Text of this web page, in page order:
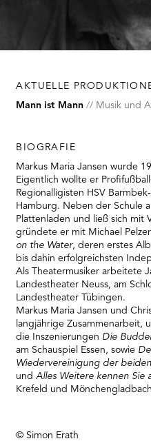
AKTUELLE
Mann ist Mann Musik und
BIOGRAFIE
Markus Maria Jansen wurde
Eigentlich wollte er
Regionalligisten HSV
Hamburg. Neben der Schule
Plattenladen und ließ sich mit
gründete er mit Michael
on the Water, deren erstes
bis dahin erfolgreichsten
Als Theatermusiker arbeitete
Landestheater Neuss, am
Landestheater Tübingen.
Markus Maria Jansen und
langjährige Zusammenarbeit,
die Inszenierungen Die
am Schauspiel Essen, sowie
Wiedervereinigung der
undAlles Weitere kennen Sie
Krefeld und
© Simon Erath